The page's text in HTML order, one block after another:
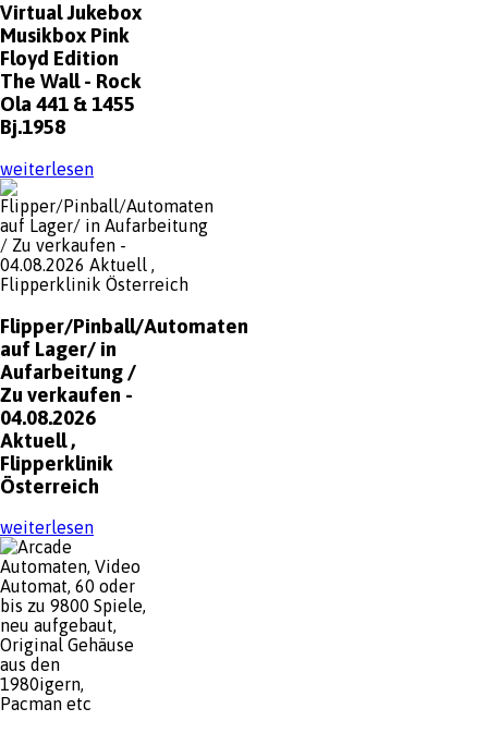
VirtualJukebox
Musikbox Pink
Floyd Edition
The Wall - Rock
Ola 441 & 1455
Bj.1958
weiterlesen
Flipper/Pinball/Automaten
auf Lager/ in
Aufarbeitung /
Zu verkaufen -
04.08.2026
Aktuell ,
Flipperklinik
Österreich
weiterlesen